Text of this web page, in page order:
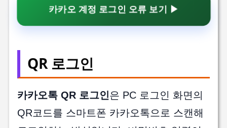
카카오 계정 로그인 오류 보기 ▶
QR 로그인
카카오톡 QR 로그인은 PC 로그인 화면의
QR코드를 스마트폰 카카오톡으로 스캔해